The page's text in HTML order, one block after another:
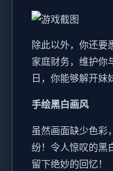
除此以外，你还要
家庭财务，维护
日，你能够解开妹
手绘黑白画风
虽然画面缺少色彩
纷！令人惊叹的黑
留下绝妙的回忆！